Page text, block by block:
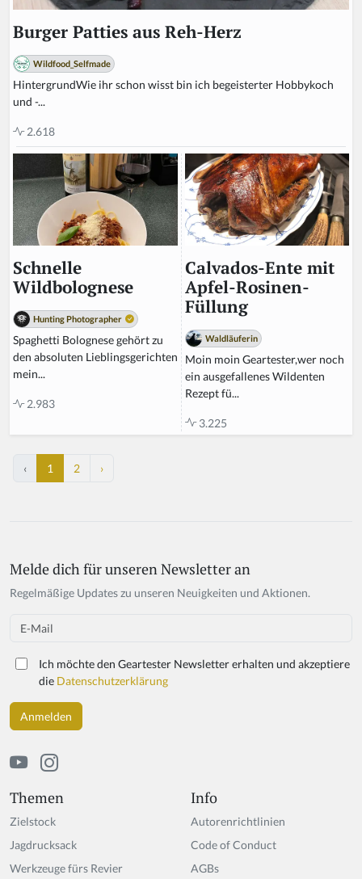
Burger Patties aus Reh-Herz
Wildfood_Selfmade
HintergrundWie ihr schon wisst bin ich begeisterter Hobbykoch
und -...
2.618
Schnelle
Wildbolognese
Hunting Photographer
Spaghetti Bolognese gehört zu
den absoluten Lieblingsgerichten
mein...
2.983
Calvados-Ente mit
Apfel-Rosinen-
Füllung
Waldläuferin
Moin moin Geartester,wer noch
ein ausgefallenes Wildenten
Rezept fü...
3.225
‹ 1 2 ›
Themen
Zielstock
Jagdrucksack
Werkzeuge fürs Revier
Info
Autorenrichtlinien
Code of Conduct
AGBs
If
y
h
a
n,
ig
n
o
r
t
Melde dich für unseren Newsletter an
Regelmäßige Updates zu unseren Neuigkeiten und Aktionen.
Email
Ich möchte den Geartester Newsletter erhalten und akzeptiere
die Datenschutzerklärung